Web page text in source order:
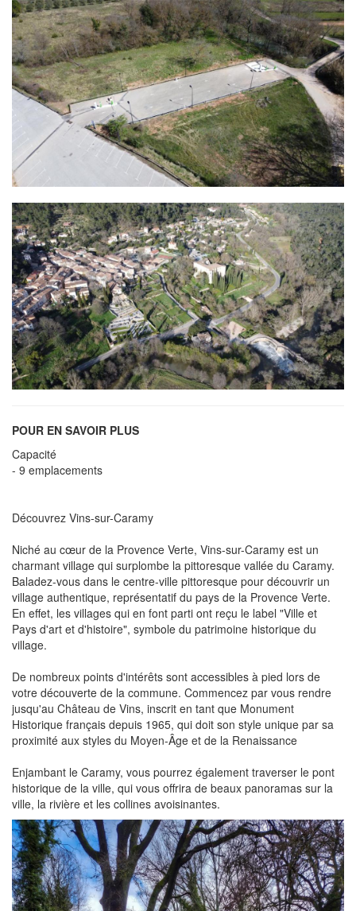
POUR EN SAVOIR PLUS
Capacité
- 9 emplacements
Découvrez Vins-sur-Caramy
Niché au cœur de la Provence Verte, Vins-sur-Caramy est un
charmant village qui surplombe la pittoresque vallée du Caramy.
Baladez-vous dans le centre-ville pittoresque pour découvrir un
village authentique, représentatif du pays de la Provence Verte.
En effet, les villages qui en font parti ont reçu le label "Ville et
Pays d'art et d'histoire", symbole du patrimoine historique du
village.
De nombreux points d'intérêts sont accessibles à pied lors de
votre découverte de la commune. Commencez par vous rendre
jusqu'au Château de Vins, inscrit en tant que Monument
Historique français depuis 1965, qui doit son style unique par sa
proximité aux styles du Moyen-Âge et de la Renaissance
Enjambant le Caramy, vous pourrez également traverser le pont
historique de la ville, qui vous offrira de beaux panoramas sur la
ville, la rivière et les collines avoisinantes.